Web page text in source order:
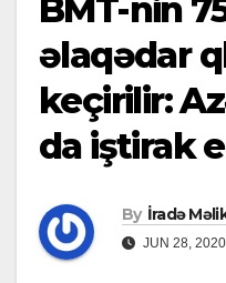
BMT-nin
əlaqədar
keçirilir:
da iştirak
By İradə
JUN 28, 2020